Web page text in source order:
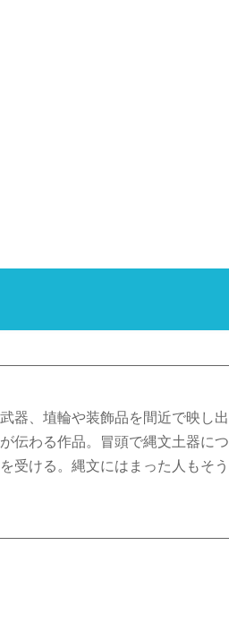
器、埴輪や装飾品を間近で映し
伝わる作品。冒頭で縄文土器に
受ける。縄文にはまった人もそ